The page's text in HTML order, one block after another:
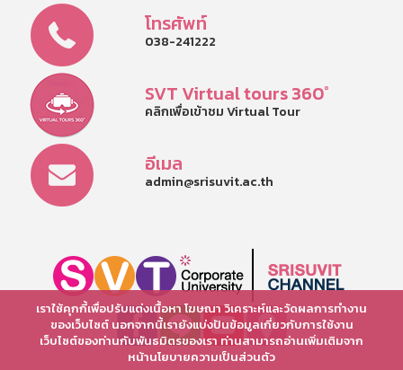
โทรศัพท์
038-241222
SVT Virtual tours 360°
คลิกเพื่อเข้าชม Virtual Tour
อีเมล
admin@srisuvit.ac.th
เราใช้คุกกี้เพื่อปรับแต่งเนื้อหา โฆษณา วิเคราะห์และวัดผลการทำงาน
ของเว็บไซต์ นอกจากนี้เรายังแบ่งปันข้อมูลเกี่ยวกับการใช้งาน
เว็บไซต์ของท่านกับพันธมิตรของเรา ท่านสามารถอ่านเพิ่มเติมจาก
หน้านโยบายความเป็นส่วนตัว